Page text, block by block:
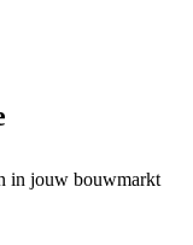
in jouw bouwmarkt